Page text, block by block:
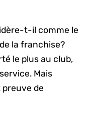
t-il comme le
la franchise?
le plus au club,
Mais
preuve de